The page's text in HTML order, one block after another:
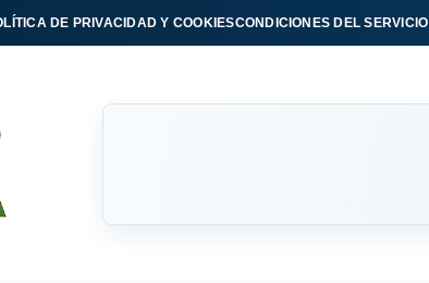
DE PRIVACIDAD Y COOKIESCONDICIONES DEL SERVICIO